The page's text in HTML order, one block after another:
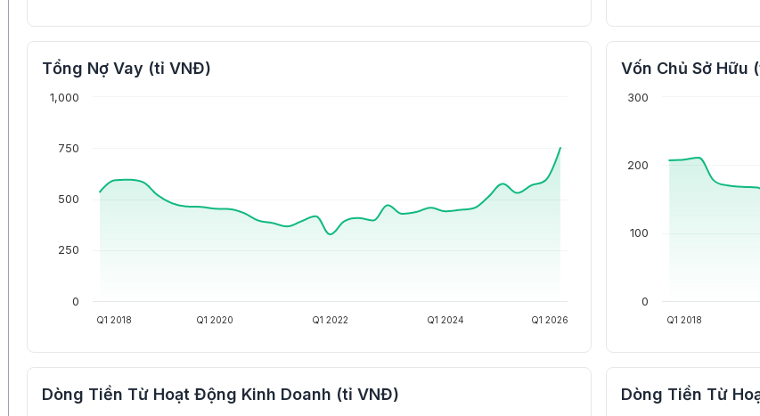
Tổng Nợ Vay (tỉ VNĐ)
Q1 2018 Q1 2020 Q1 2022 Q1 2024 Q1 2026
0
250
500
750
1,000
Vốn Chủ Sở Hữu
Q1 2018
0
100
200
300
Dòng Tiền Từ Hoạt Động Kinh Doanh (tỉ VNĐ) Dòng Tiền Từ